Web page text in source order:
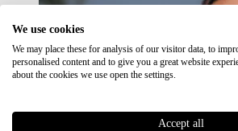
We use cookies
We may place these for analysis of our visitor data, to
personalised content and to give you a great website
about the cookies we use open the settings.
Accept all